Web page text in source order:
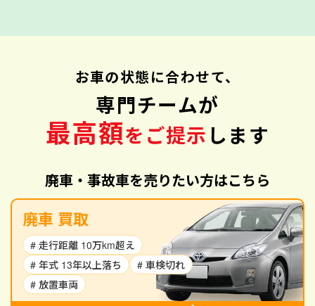
お車の状態に合わせて、
専門チームが
最高額をご提示 します
廃車・事故車を売りたい方はこちら
廃車 買取
# 走行距離 10万km超え
# 年式 13年以上落ち
# 車検切れ
# 放置車両